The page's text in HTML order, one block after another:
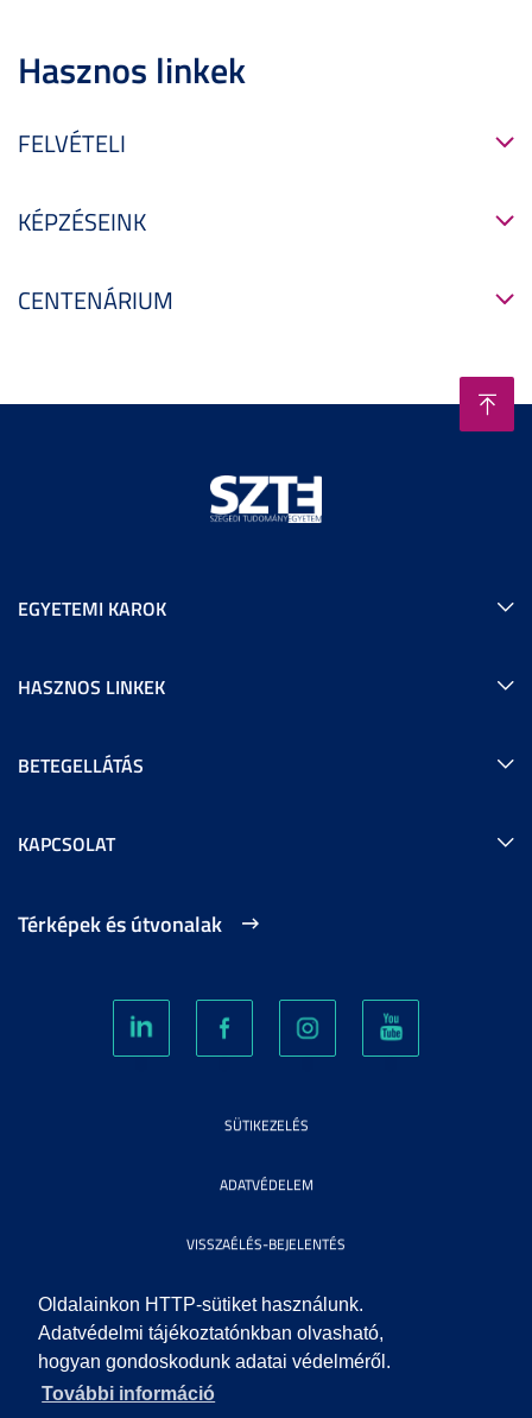
Oldalainkon HTTP-sütiket használunk.
Adatvédelmi tájékoztatónkban olvasható,
hogyan gondoskodunk adatai védelméről.
További információ
Hasznos linkek
FELVÉTELI
KÉPZÉSEINK
CENTENÁRIUM
EGYETEMI KAROK
HASZNOS LINKEK
BETEGELLÁTÁS
KAPCSOLAT
Térképek és útvonalak
SÜTIKEZELÉS
ADATVÉDELEM
VISSZAÉLÉS-BEJELENTÉS
KÖZÉRDEKŰ ADATOK
IMPRESSZUM